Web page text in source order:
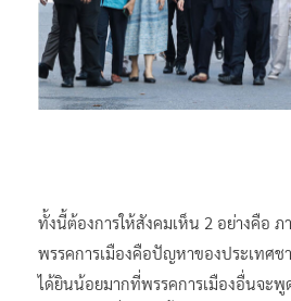
ทั้งนี้ต้องการให้สังคมเห็น 2 อย่างคือ
พรรคการเมืองคือปัญหาของประเทศช
ได้ยินน้อยมากที่พรรคการเมืองอื่นจะ